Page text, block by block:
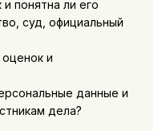
понятна ли его
суд, официальный
и
данные и
дела?